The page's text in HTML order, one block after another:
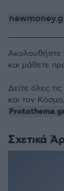
Σχετικά
Ακολουθήστε
και μάθετε
Δείτε όλες
και τον